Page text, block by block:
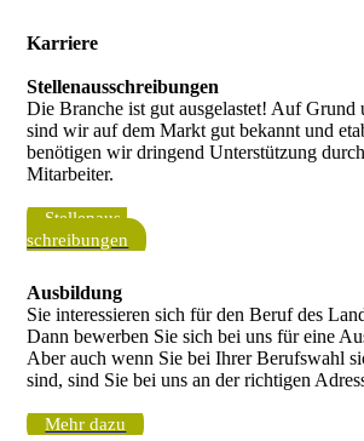
Karriere
Stellenausschreibungen
Die Branche ist gut ausgelastet! Auf Grund
sind wir auf dem Markt gut bekannt und
benötigen wir dringend Unterstützung
Mitarbeiter.
Stellen­aus­
schreibungen
Ausbildung
Sie interessieren sich für den Beruf des
Dann bewerben Sie sich bei uns für eine
Aber auch wenn Sie bei Ihrer Berufswahl
sind, sind Sie bei uns an der richtigen
Mehr dazu